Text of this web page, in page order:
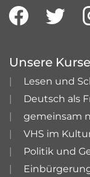
Unsere Kurse
Lesen und
Deutsch als
gemeinsam
VHS im
Politik und